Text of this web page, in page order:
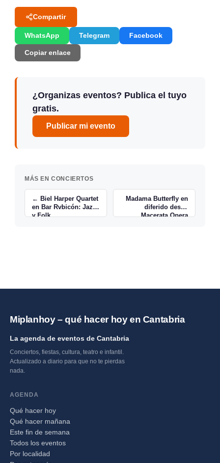
Compartir
WhatsApp Telegram Facebook
Copiar enlace
¿Organizas eventos? Publica el tuyo
gratis.
Publicar mi evento
MÁS EN CONCIERTOS
← Biel Harper Quartet
en Bar Rvbicón: Jazz
y Folk
Madama Butterfly en
diferido desde
Macerata Opera
Miplanhoy – qué hacer hoy en Cantabria
La agenda de eventos de Cantabria
Conciertos, fiestas, cultura, teatro e infantil.
Actualizado a diario para que no te pierdas
nada.
AGENDA
Qué hacer hoy
Qué hacer mañana
Este fin de semana
Todos los eventos
Por localidad